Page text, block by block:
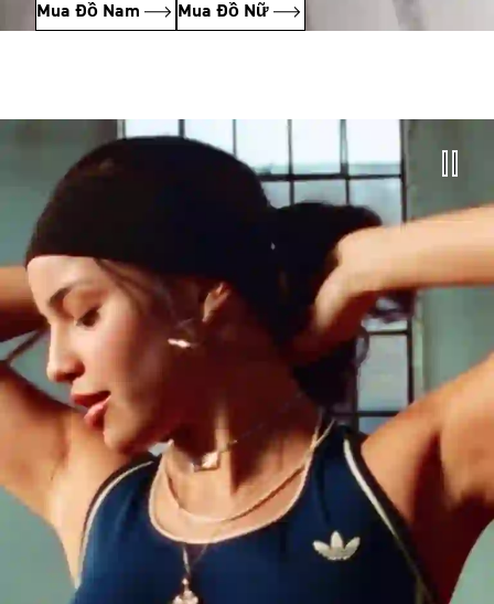
Mua Đồ Nam Mua Đồ Nữ